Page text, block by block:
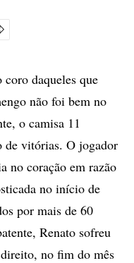
daqueles que
não foi bem no
o camisa 11
de vitórias. O jogador
no coração em razão
no início de
por mais de 60
Renato sofreu
no fim do mês